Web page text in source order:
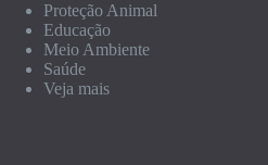
Proteção Animal
Educação
Meio Ambiente
Saúde
Veja mais